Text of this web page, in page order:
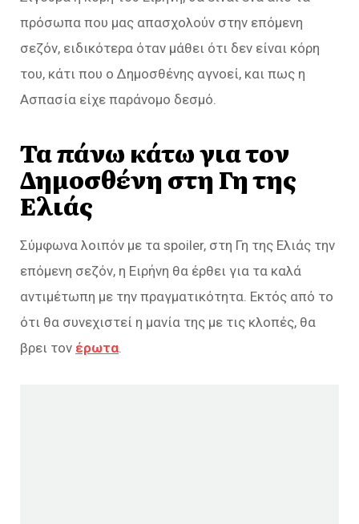
πρόσωπα που μας απασχολούν στην επόμενη
σεζόν, ειδικότερα όταν μάθει ότι δεν είναι κόρη
του, κάτι που ο Δημοσθένης αγνοεί, και πως η
Ασπασία είχε παράνομο δεσμό.
Τα πάνω κάτω για τον
Δημοσθένη στη Γη της
Ελιάς
Σύμφωνα λοιπόν με τα spoiler, στη Γη της Ελιάς την
επόμενη σεζόν, η Ειρήνη θα έρθει για τα καλά
αντιμέτωπη με την πραγματικότητα. Εκτός από το
ότι θα συνεχιστεί η μανία της με τις κλοπές, θα
βρει τον έρωτα